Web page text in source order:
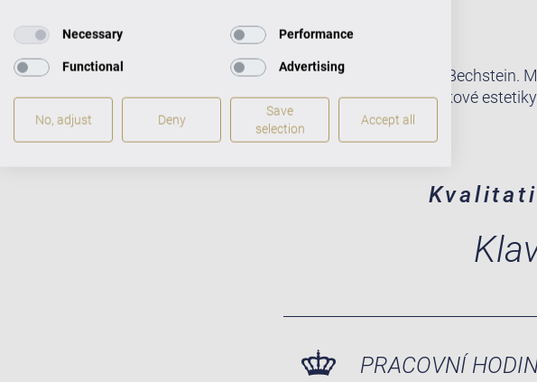
Pianina a klavíry Bechstein.
kultura hry a zvukové
PRACOVNÍ
Necessary Performance
Functional Advertising
No, adjust Deny
Save
selection
Accept all